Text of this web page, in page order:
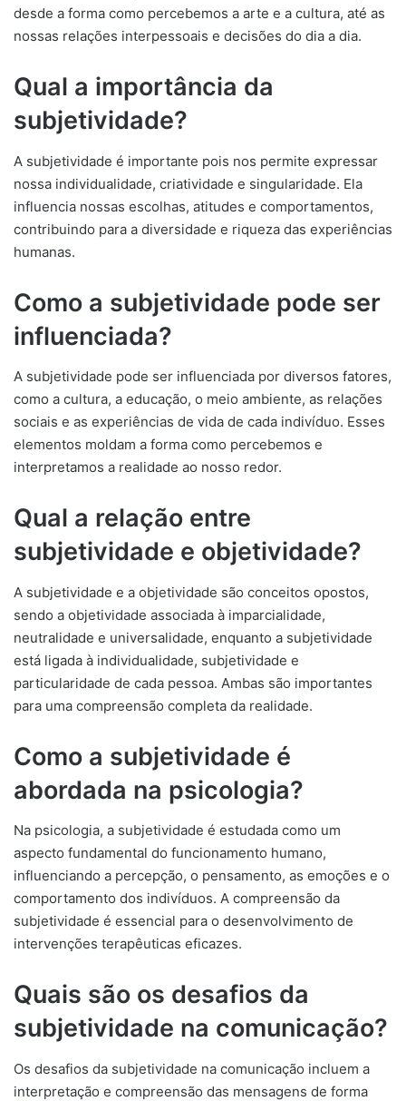
desde a forma como percebemos a arte e a cultura, até as
nossas relações interpessoais e decisões do dia a dia.
Qual a importância da
subjetividade?
A subjetividade é importante pois nos permite expressar
nossa individualidade, criatividade e singularidade. Ela
influencia nossas escolhas, atitudes e comportamentos,
contribuindo para a diversidade e riqueza das experiências
humanas.
Como a subjetividade pode ser
influenciada?
A subjetividade pode ser influenciada por diversos fatores,
como a cultura, a educação, o meio ambiente, as relações
sociais e as experiências de vida de cada indivíduo. Esses
elementos moldam a forma como percebemos e
interpretamos a realidade ao nosso redor.
Qual a relação entre
subjetividade e objetividade?
A subjetividade e a objetividade são conceitos opostos,
sendo a objetividade associada à imparcialidade,
neutralidade e universalidade, enquanto a subjetividade
está ligada à individualidade, subjetividade e
particularidade de cada pessoa. Ambas são importantes
para uma compreensão completa da realidade.
Como a subjetividade é
abordada na psicologia?
Na psicologia, a subjetividade é estudada como um
aspecto fundamental do funcionamento humano,
influenciando a percepção, o pensamento, as emoções e o
comportamento dos indivíduos. A compreensão da
subjetividade é essencial para o desenvolvimento de
intervenções terapêuticas eficazes.
Quais são os desafios da
subjetividade na comunicação?
Os desafios da subjetividade na comunicação incluem a
interpretação e compreensão das mensagens de forma